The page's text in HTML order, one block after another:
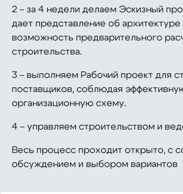
2 – за 4 недели делаем Эскизный
дает представление об архитектуре
возможность предварительного
строительства.
3 – выполняем Рабочий проект для
поставщиков, соблюдая
организационную схему.
4 – управляем строительством и
Весь процесс проходит открыто, с
обсуждением и выбором вариантов